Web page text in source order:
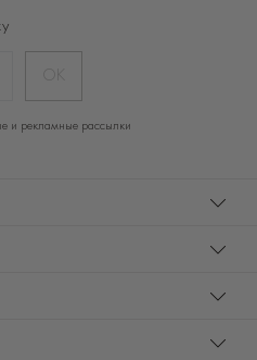
и рекламные рассылки